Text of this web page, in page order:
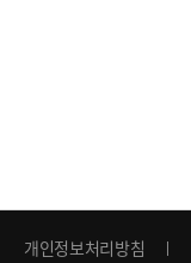
개인정보처리방침